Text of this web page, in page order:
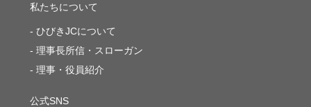
私たちについて
ひびきJCについて
理事長所信・スローガン
理事・役員紹介
公式SNS